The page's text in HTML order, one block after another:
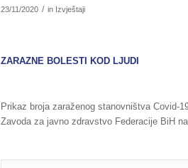
23/11/2020 / in Izvještaji
ZARAZNE BOLESTI KOD LJUDI
Prikaz broja zaraženog stanovništva Covid-
Zavoda za javno zdravstvo Federacije BiH